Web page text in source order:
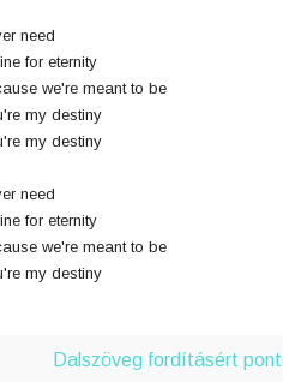
need
for eternity
we're meant to be
my destiny
my destiny
need
for eternity
we're meant to be
my destiny
Dalszöveg fordításért